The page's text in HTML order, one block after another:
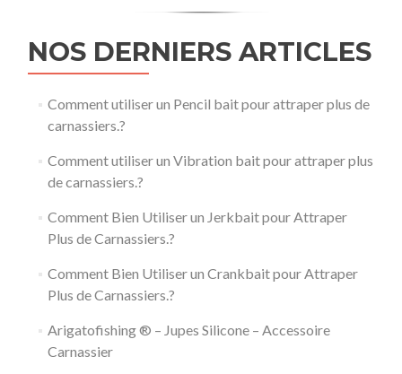
NOS DERNIERS ARTICLES
Comment utiliser un Pencil bait pour attraper plus de
carnassiers.?
Comment utiliser un Vibration bait pour attraper plus
de carnassiers.?
Comment Bien Utiliser un Jerkbait pour Attraper
Plus de Carnassiers.?
Comment Bien Utiliser un Crankbait pour Attraper
Plus de Carnassiers.?
Arigatofishing ® – Jupes Silicone – Accessoire
Carnassier